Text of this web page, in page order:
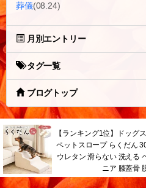
葬儀(08.24)
月別エントリー
タグ一覧
ブログトップ
【ランキング1位】ドッグ
ペットスロープ らくだん
ウレタン 滑らない 洗える
ニア 膝蓋骨